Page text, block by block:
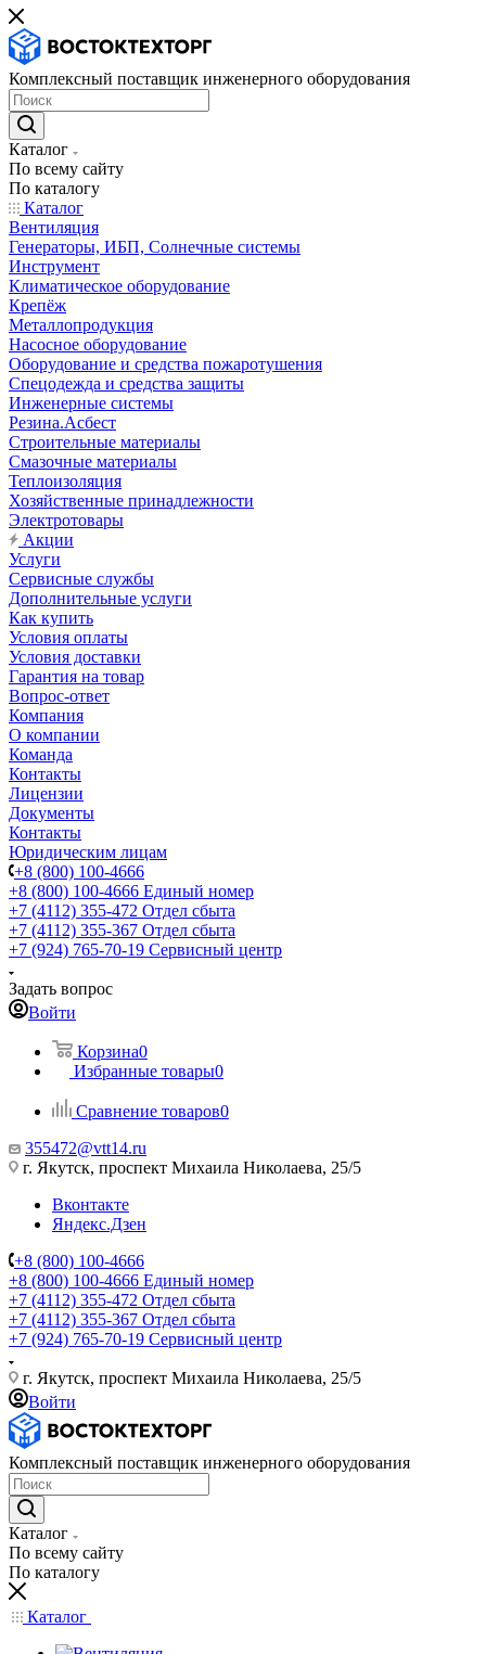
Комплексный поставщик инженерного оборудования
Каталог
По всему сайту
По каталогу
Каталог
Вентиляция
Генераторы, ИБП, Солнечные системы
Инструмент
Климатическое оборудование
Крепёж
Металлопродукция
Насосное оборудование
Оборудование и средства пожаротушения
Спецодежда и средства защиты
Инженерные системы
Резина.Асбест
Строительные материалы
Смазочные материалы
Теплоизоляция
Хозяйственные принадлежности
Электротовары
Акции
Услуги
Сервисные службы
Дополнительные услуги
Как купить
Условия оплаты
Условия доставки
Гарантия на товар
Вопрос-ответ
Компания
О компании
Команда
Контакты
Лицензии
Документы
Контакты
Юридическим лицам
+8 (800) 100-4666
+8 (800) 100-4666 Единый номер
+7 (4112) 355-472 Отдел сбыта
+7 (4112) 355-367 Отдел сбыта
+7 (924) 765-70-19 Сервисный центр
Задать вопрос
Войти
Корзина0
Избранные товары0
Сравнение товаров0
355472@vtt14.ru
г. Якутск, проспект Михаила Николаева, 25/5
Вконтакте
Яндекс.Дзен
+8 (800) 100-4666
+8 (800) 100-4666 Единый номер
+7 (4112) 355-472 Отдел сбыта
+7 (4112) 355-367 Отдел сбыта
+7 (924) 765-70-19 Сервисный центр
г. Якутск, проспект Михаила Николаева, 25/5
Войти
Комплексный поставщик инженерного оборудования
Каталог
По всему сайту
По каталогу
Каталог